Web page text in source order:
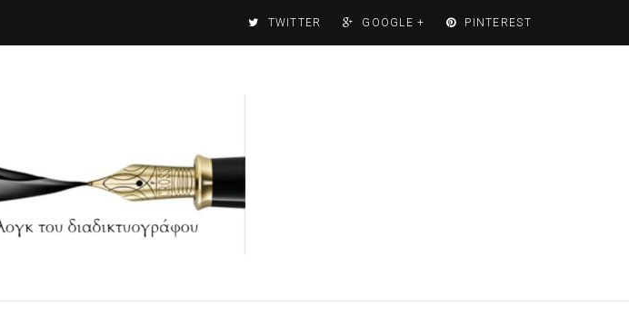
TWITTER GOOGLE + PINTEREST